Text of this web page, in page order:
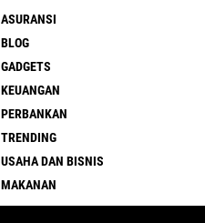
ASURANSI
BLOG
GADGETS
KEUANGAN
PERBANKAN
TRENDING
USAHA DAN BISNIS
MAKANAN